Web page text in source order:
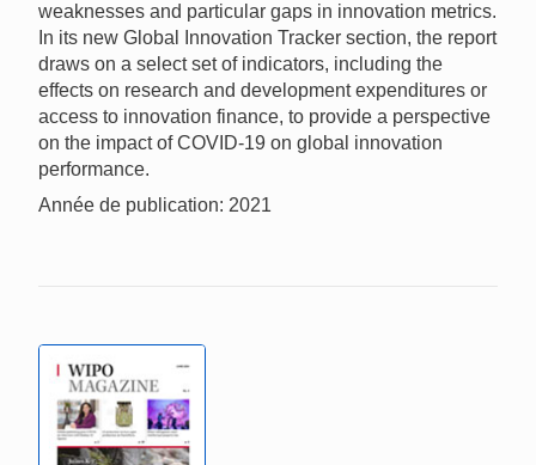
weaknesses and particular gaps in innovation metrics.
In its new Global Innovation Tracker section, the report
draws on a select set of indicators, including the
effects on research and development expenditures or
access to innovation finance, to provide a perspective
on the impact of COVID-19 on global innovation
performance.
Année de publication: 2021